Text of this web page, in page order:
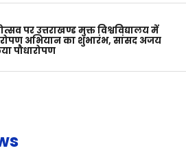
पर उत्तराखण्ड मुक्त विश्वविद्यालय में
अभियान का शुभारंभ, सांसद अजय
पौधारोपण